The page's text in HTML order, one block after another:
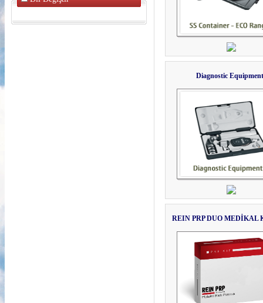
Diagnostic
REIN PRP DUO MEDİKAL